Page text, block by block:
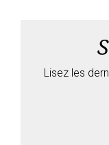
Lisez les